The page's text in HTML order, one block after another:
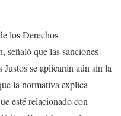
los Derechos
señaló que las sanciones
se aplicarán aún sin la
la normativa explica
esté relacionado con